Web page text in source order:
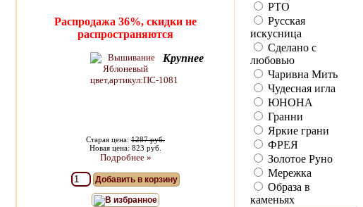
Распродажа 36%, скидки не
распространяются
Крупнее
Старая цена: 1287 руб.
Новая цена: 823 руб.
Подробнее »
Добавить в корзину
В избранное
РТО
Русская
искусница
Сделано с
любовью
Чаривна Мить
Чудесная игла
ЮНОНА
Гранни
Яркие грани
ФРЕЯ
Золотое Руно
Мережка
Образа в
каменьях